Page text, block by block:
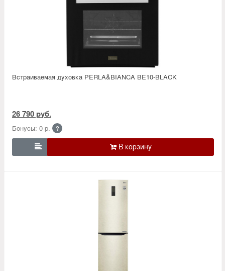
Встраиваемая духовка PERLA&BIANCA BE10-BLACK
26 790 руб.
Бонусы: 0 р. ?
